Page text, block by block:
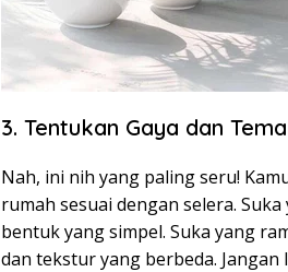
3. Tentukan Gaya dan Tema
Nah, ini nih yang paling seru!
rumah sesuai dengan selera.
bentuk yang simpel. Suka yang
dan tekstur yang berbeda.